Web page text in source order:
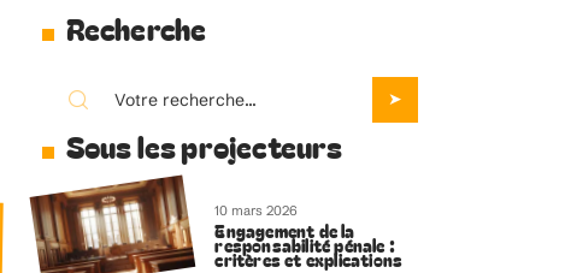
Recherche
Sous les projecteurs
10 mars 2026
Engagement de la
responsabilité pénale :
critères et explications